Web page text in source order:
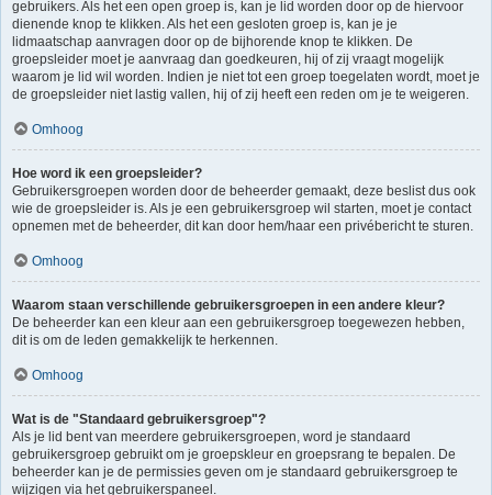
gebruikers. Als het een open groep is, kan je lid worden door op de hiervoor
dienende knop te klikken. Als het een gesloten groep is, kan je je
lidmaatschap aanvragen door op de bijhorende knop te klikken. De
groepsleider moet je aanvraag dan goedkeuren, hij of zij vraagt mogelijk
waarom je lid wil worden. Indien je niet tot een groep toegelaten wordt, moet je
de groepsleider niet lastig vallen, hij of zij heeft een reden om je te weigeren.
Omhoog
Hoe word ik een groepsleider?
Gebruikersgroepen worden door de beheerder gemaakt, deze beslist dus ook
wie de groepsleider is. Als je een gebruikersgroep wil starten, moet je contact
opnemen met de beheerder, dit kan door hem/haar een privébericht te sturen.
Omhoog
Waarom staan verschillende gebruikersgroepen in een andere kleur?
De beheerder kan een kleur aan een gebruikersgroep toegewezen hebben,
dit is om de leden gemakkelijk te herkennen.
Omhoog
Wat is de "Standaard gebruikersgroep"?
Als je lid bent van meerdere gebruikersgroepen, word je standaard
gebruikersgroep gebruikt om je groepskleur en groepsrang te bepalen. De
beheerder kan je de permissies geven om je standaard gebruikersgroep te
wijzigen via het gebruikerspaneel.